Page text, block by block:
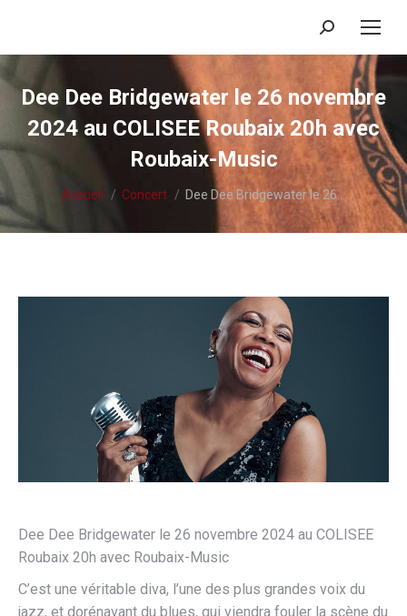
Recherche
:
Dee Dee Bridgewater le 26 novembre
2024 au COLISEE Roubaix 20h avec
Roubaix-Music
Vous êtes ici :
Accueil Concert Dee Dee Bridgewater le 26…
Dee Dee Bridgewater le 26 novembre 2024 au COLISEE
Roubaix 20h avec Roubaix-Music
C’est une véritable diva, l’une des plus grandes voix du
jazz, et dorénavant du blues, qui viendra fouler la scène du